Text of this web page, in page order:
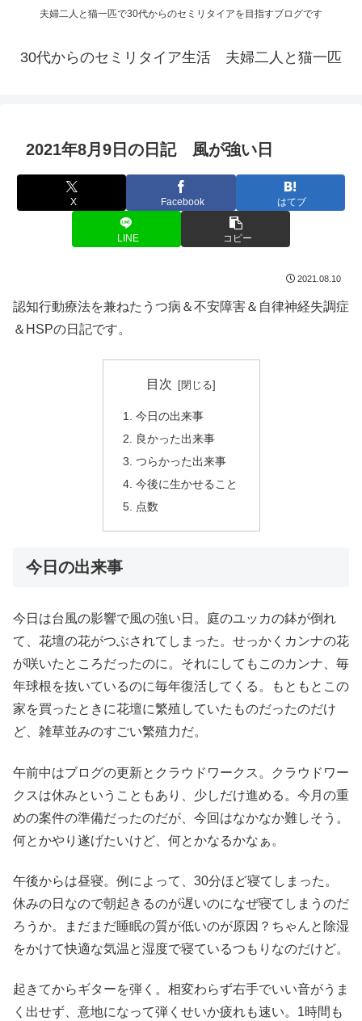
夫婦二人と猫一匹で30代からのセミリタイアを目指すブログです
30代からのセミリタイア生活 夫婦二人と猫一匹
2021年8月9日の日記 風が強い日
X Facebook はてブ
LINE コピー
2021.08.10
認知行動療法を兼ねたうつ病＆不安障害＆自律神経失調症
＆HSPの日記です。
目次
今日の出来事
良かった出来事
つらかった出来事
今後に生かせること
点数
今日の出来事
今日は台風の影響で風の強い日。庭のユッカの鉢が倒れ
て、花壇の花がつぶされてしまった。せっかくカンナの花
が咲いたところだったのに。それにしてもこのカンナ、毎
年球根を抜いているのに毎年復活してくる。もともとこの
家を買ったときに花壇に繁殖していたものだったのだけ
ど、雑草並みのすごい繁殖力だ。
午前中はブログの更新とクラウドワークス。クラウドワー
クスは休みということもあり、少しだけ進める。今月の重
めの案件の準備だったのだが、今回はなかなか難しそう。
何とかやり遂げたいけど、何とかなるかなぁ。
午後からは昼寝。例によって、30分ほど寝てしまった。
休みの日なので朝起きるのが遅いのになぜ寝てしまうのだ
ろうか。まだまだ睡眠の質が低いのが原因？ちゃんと除湿
をかけて快適な気温と湿度で寝ているつもりなのだけど。
起きてからギターを弾く。相変わらず右手でいい音がうま
く出せず、意地になって弾くせいか疲れも速い。1時間も